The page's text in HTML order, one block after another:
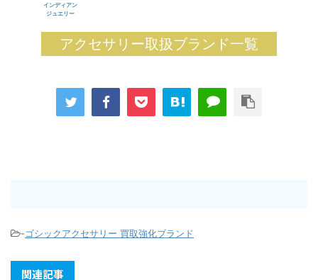
インディアン
ジュエリー
アクセサリー取扱ブランド一覧
-ゴシックアクセサリー 買取強化ブランド
関連記事